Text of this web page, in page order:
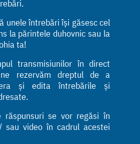
unele întrebări își găsesc cel
la părintele duhovnic sau la
ta!
transmisiunilor în direct
rezervăm dreptul de a
și edita întrebările și
răspunsuri se vor regăsi în
video în cadrul acestei